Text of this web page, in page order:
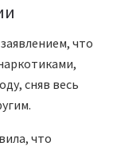
что
сняв весь
что